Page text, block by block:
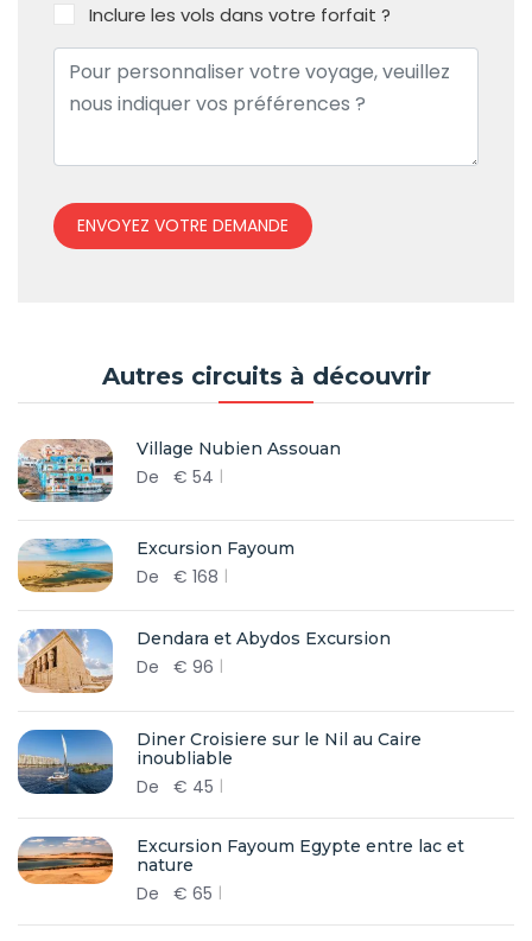
Inclure les vols dans votre forfait ?
ENVOYEZ VOTRE DEMANDE
Autres circuits à découvrir
Village Nubien Assouan
De € 54
Excursion Fayoum
De € 168
Dendara et Abydos Excursion
De € 96
Diner Croisiere sur le Nil au Caire
inoubliable
De € 45
Excursion Fayoum Egypte entre lac et
nature
De € 65